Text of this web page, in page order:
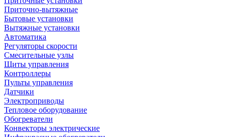
Приточно-вытяжные
Бытовые установки
Вытяжные установки
Автоматика
Регуляторы скорости
Смесительные узлы
Щиты управления
Контроллеры
Пульты управления
Датчики
Электроприводы
Тепловое оборудование
Обогреватели
Конвекторы электрические